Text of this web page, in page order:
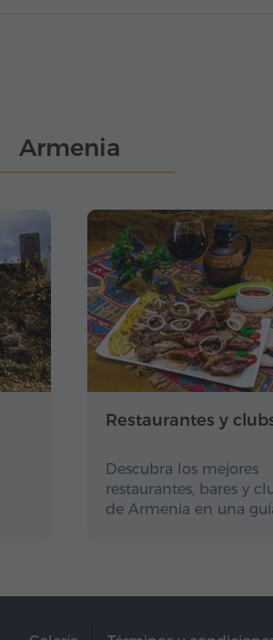
Armenia
Restaurantes y
Descubra los mejores
restaurantes, bares y
de Armenia en una